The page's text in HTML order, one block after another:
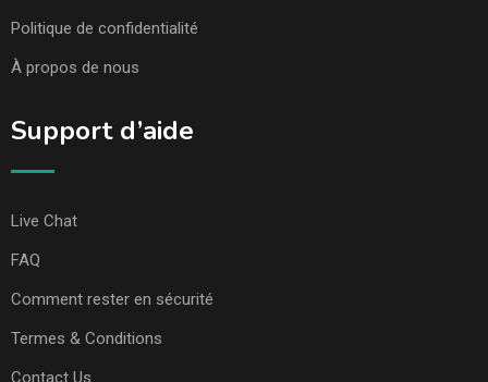
Politique de confidentialité
À propos de nous
Support d’aide
Live Chat
FAQ
Comment rester en sécurité
Termes & Conditions
Contact Us